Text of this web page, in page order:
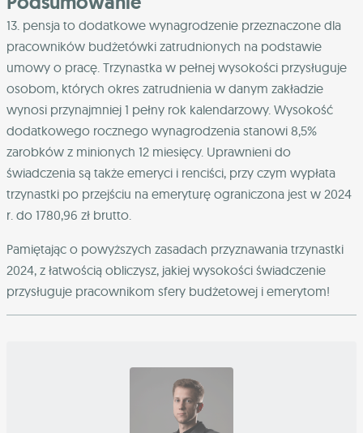
13. pensja to dodatkowe wynagrodzenie przeznaczone dla
pracowników budżetówki zatrudnionych na podstawie
umowy o pracę. Trzynastka w pełnej wysokości przysługuje
osobom, których okres zatrudnienia w danym zakładzie
wynosi przynajmniej 1 pełny rok kalendarzowy. Wysokość
dodatkowego rocznego wynagrodzenia stanowi 8,5%
zarobków z minionych 12 miesięcy. Uprawnieni do
świadczenia są także emeryci i renciści, przy czym wypłata
trzynastki po przejściu na emeryturę ograniczona jest w 2024
r. do 1780,96 zł brutto.
Pamiętając o powyższych zasadach przyznawania trzynastki
2024, z łatwością obliczysz, jakiej wysokości świadczenie
przysługuje pracownikom sfery budżetowej i emerytom!